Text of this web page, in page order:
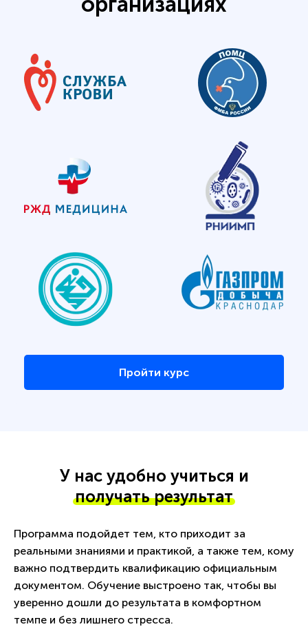
Пройти курс
У нас удобно учиться и
получать результат
Программа подойдет тем, кто приходит за
реальными знаниями и практикой, а также тем, кому
важно подтвердить квалификацию официальным
документом. Обучение выстроено так, чтобы вы
уверенно дошли до результата в комфортном
темпе и без лишнего стресса.